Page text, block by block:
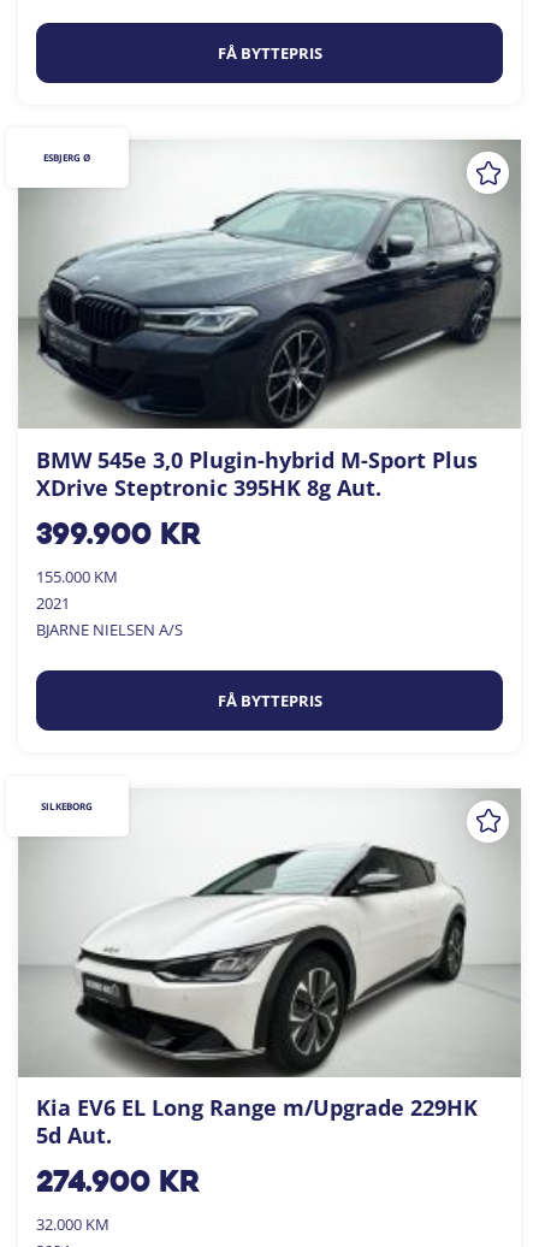
FÅ BYTTEPRIS
BMW 545e 3,0 Plugin-hybrid M-Sport Plus
XDrive Steptronic 395HK 8g Aut.
399.900kr
155.000 KM
2021
BJARNE NIELSEN A/S
FÅ BYTTEPRIS
ESBJERG Ø
Kia EV6 EL Long Range m/Upgrade 229HK
5d Aut.
274.900kr
32.000 KM
SILKEBORG